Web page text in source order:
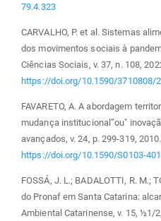
79.4.323
CARVALHO, P. et al. Sistemas
dos movimentos sociais à
Ciências Sociais, v. 37, n. 108,
https://doi.org/10.1590/3710808/
FAVARETO, A. A abordagem
mudança institucional”ou"
avançados, v. 24, p. 299-319,
https://doi.org/10.1590/S0103-
FOSSÁ, J. L.; BADALOTTI, R. M.;
do Pronaf em Santa Catarina:
Ambiental Catarinense, v. 15, ½1/